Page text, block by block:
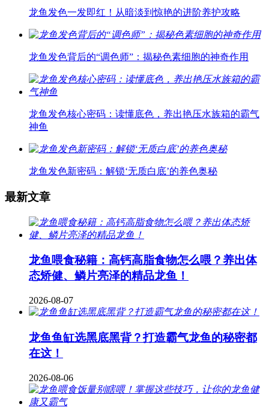
龙鱼发色一发即红！从暗淡到惊艳的进阶养护攻略
龙鱼发色背后的“调色师”：揭秘色素细胞的神奇作用
龙鱼发色核心密码：读懂底色，养出艳压水族箱的霸气
神鱼
龙鱼发色新密码：解锁‘无质白底’的养色奥秘
最新文章
龙鱼喂食秘籍：高钙高脂食物怎么喂？养出体
态矫健、鳞片亮泽的精品龙鱼！
2026-08-07
龙鱼鱼缸选黑底黑背？打造霸气龙鱼的秘密都
在这！
2026-08-06